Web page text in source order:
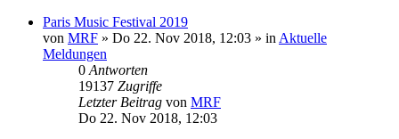
Paris Music Festival 2019
von MRF » Do 22. Nov 2018, 12:03 » in Aktuelle
Meldungen
0 Antworten
19137 Zugriffe
Letzter Beitrag von MRF
Do 22. Nov 2018, 12:03